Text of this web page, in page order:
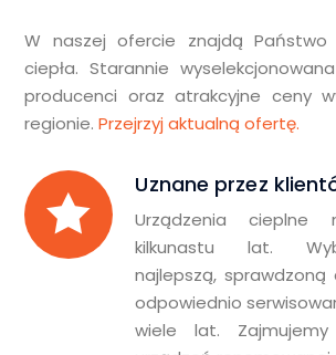
W naszej ofercie znajdą Państwo
ciepła. Starannie
producenci oraz atrakcyjne ceny
regionie.Przejrzyj aktualną ofertę.
Uznane przez
Urządzenia cieplne
kilkunastu lat.
najlepszą,
odpowiednio
wiele lat.